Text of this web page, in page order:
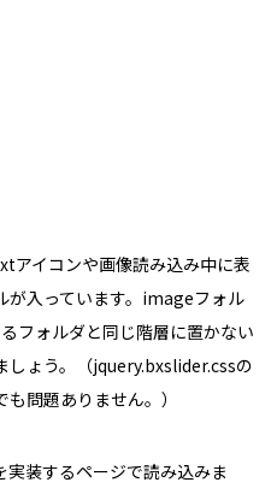
イコンや画像読み込み中に表
が入っています。imageフォル
フォルダと同じ階層に置かない
しょう。（jquery.bxslider.cssの
問題ありません。）
装するページで読み込みま